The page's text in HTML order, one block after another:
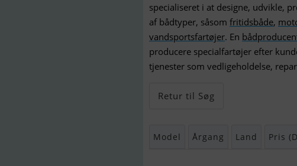
specialiseret i at designe, udvikle,
af bådtyper, såsom fritidsbåde,
vandsportsfartøjer. En
producere specialfartøjer efter
tjenester som vedligeholdelse,
Retur til Søg
Model Årgang Land Pris